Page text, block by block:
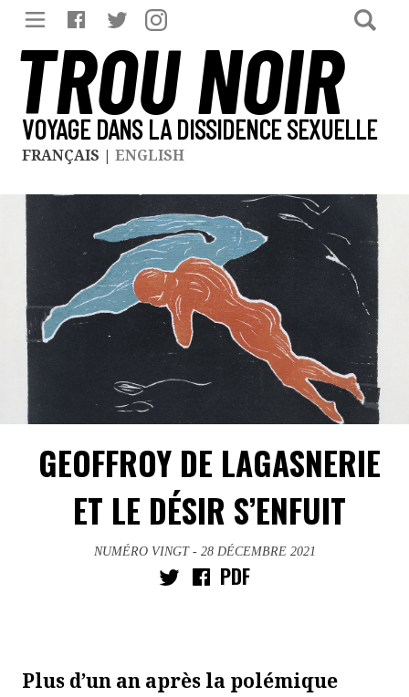
TROU NOIR
VOYAGE DANS LA DISSIDENCE SEXUELLE
FRANÇAIS | ENGLISH
GEOFFROY DE LAGASNERIE
ET LE DÉSIR S’ENFUIT
NUMÉRO VINGT - 28 DÉCEMBRE 2021
PDF
Plus d’un an après la polémique